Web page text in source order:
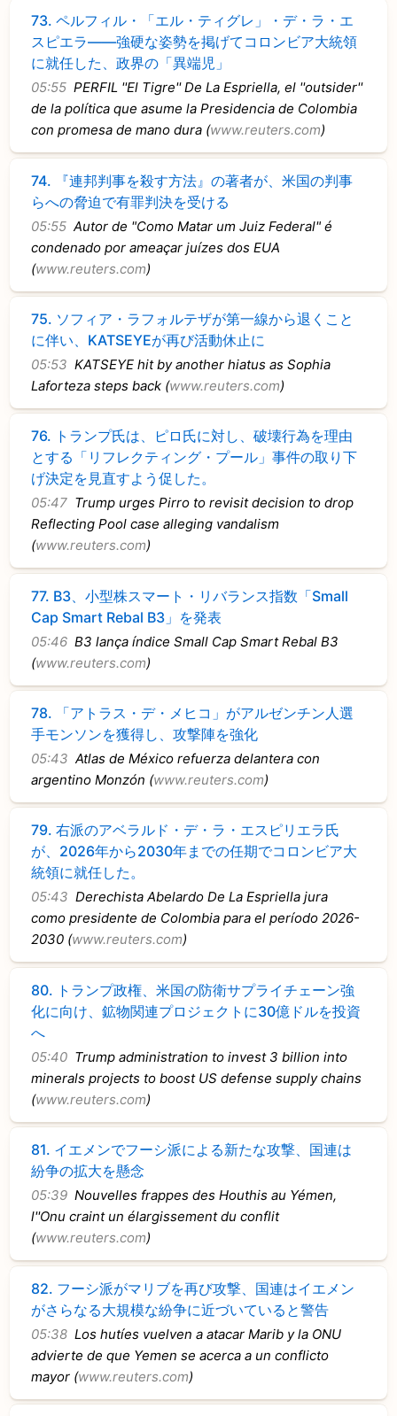
73.ペルフィル・「エル・ティグレ」・デ・ラ・エ
スピエラ――強硬な姿勢を掲げてコロンビア大統領
に就任した、政界の「異端児」
05:55 PERFIL ''El Tigre'' De La Espriella, el ''outsider''
de la política que asume la Presidencia de Colombia
con promesa de mano dura (www.reuters.com)
74.
『連邦判事を殺す方法』の著者が、米国の判事
らへの脅迫で有罪判決を受ける
05:55 Autor de "Como Matar um Juiz Federal" é
condenado por ameaçar juízes dos EUA
(www.reuters.com)
75. ソフィア・ラフォルテザが第一線から退くこと
に伴い、KATSEYEが再び活動休止に
05:53 KATSEYE hit by another hiatus as Sophia
Laforteza steps back (www.reuters.com)
76. トランプ氏は、ピロ氏に対し、破壊行為を理由
とする「リフレクティング・プール」事件の取り下
げ決定を見直すよう促した。
05:47 Trump urges Pirro to revisit decision to drop
Reflecting Pool case alleging vandalism
(www.reuters.com)
77. B3、小型株スマート・リバランス指数「Small
Cap Smart Rebal B3」を発表
05:46 B3 lança índice Small Cap Smart Rebal B3
(www.reuters.com)
78.
「アトラス・デ・メヒコ」がアルゼンチン人選
手モンソンを獲得し、攻撃陣を強化
05:43 Atlas de México refuerza delantera con
argentino Monzón (www.reuters.com)
79.右派のアベラルド・デ・ラ・エスピリエラ氏
が、2026年から2030年までの任期でコロンビア大
統領に就任した。
05:43 Derechista Abelardo De La Espriella jura
como presidente de Colombia para el período 2026-
2030 (www.reuters.com)
80. トランプ政権、米国の防衛サプライチェーン強
化に向け、鉱物関連プロジェクトに30億ドルを投資
へ
05:40 Trump administration to invest 3 billion into
minerals projects to boost US defense supply chains
(www.reuters.com)
81. イエメンでフーシ派による新たな攻撃、国連は
紛争の拡大を懸念
05:39 Nouvelles frappes des Houthis au Yémen,
l''Onu craint un élargissement du conflit
(www.reuters.com)
82. フーシ派がマリブを再び攻撃、国連はイエメン
がさらなる大規模な紛争に近づいていると警告
05:38 Los hutíes vuelven a atacar Marib y la ONU
advierte de que Yemen se acerca a un conflicto
mayor (www.reuters.com)